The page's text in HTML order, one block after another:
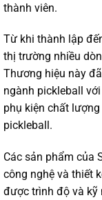
thành viên.
Từ khi thành lập
thị trường nhiều
Thương hiệu này
ngành pickleball
phụ kiện chất
pickleball.
Các sản phẩm của
công nghệ và thiết
được trình độ và kỹ